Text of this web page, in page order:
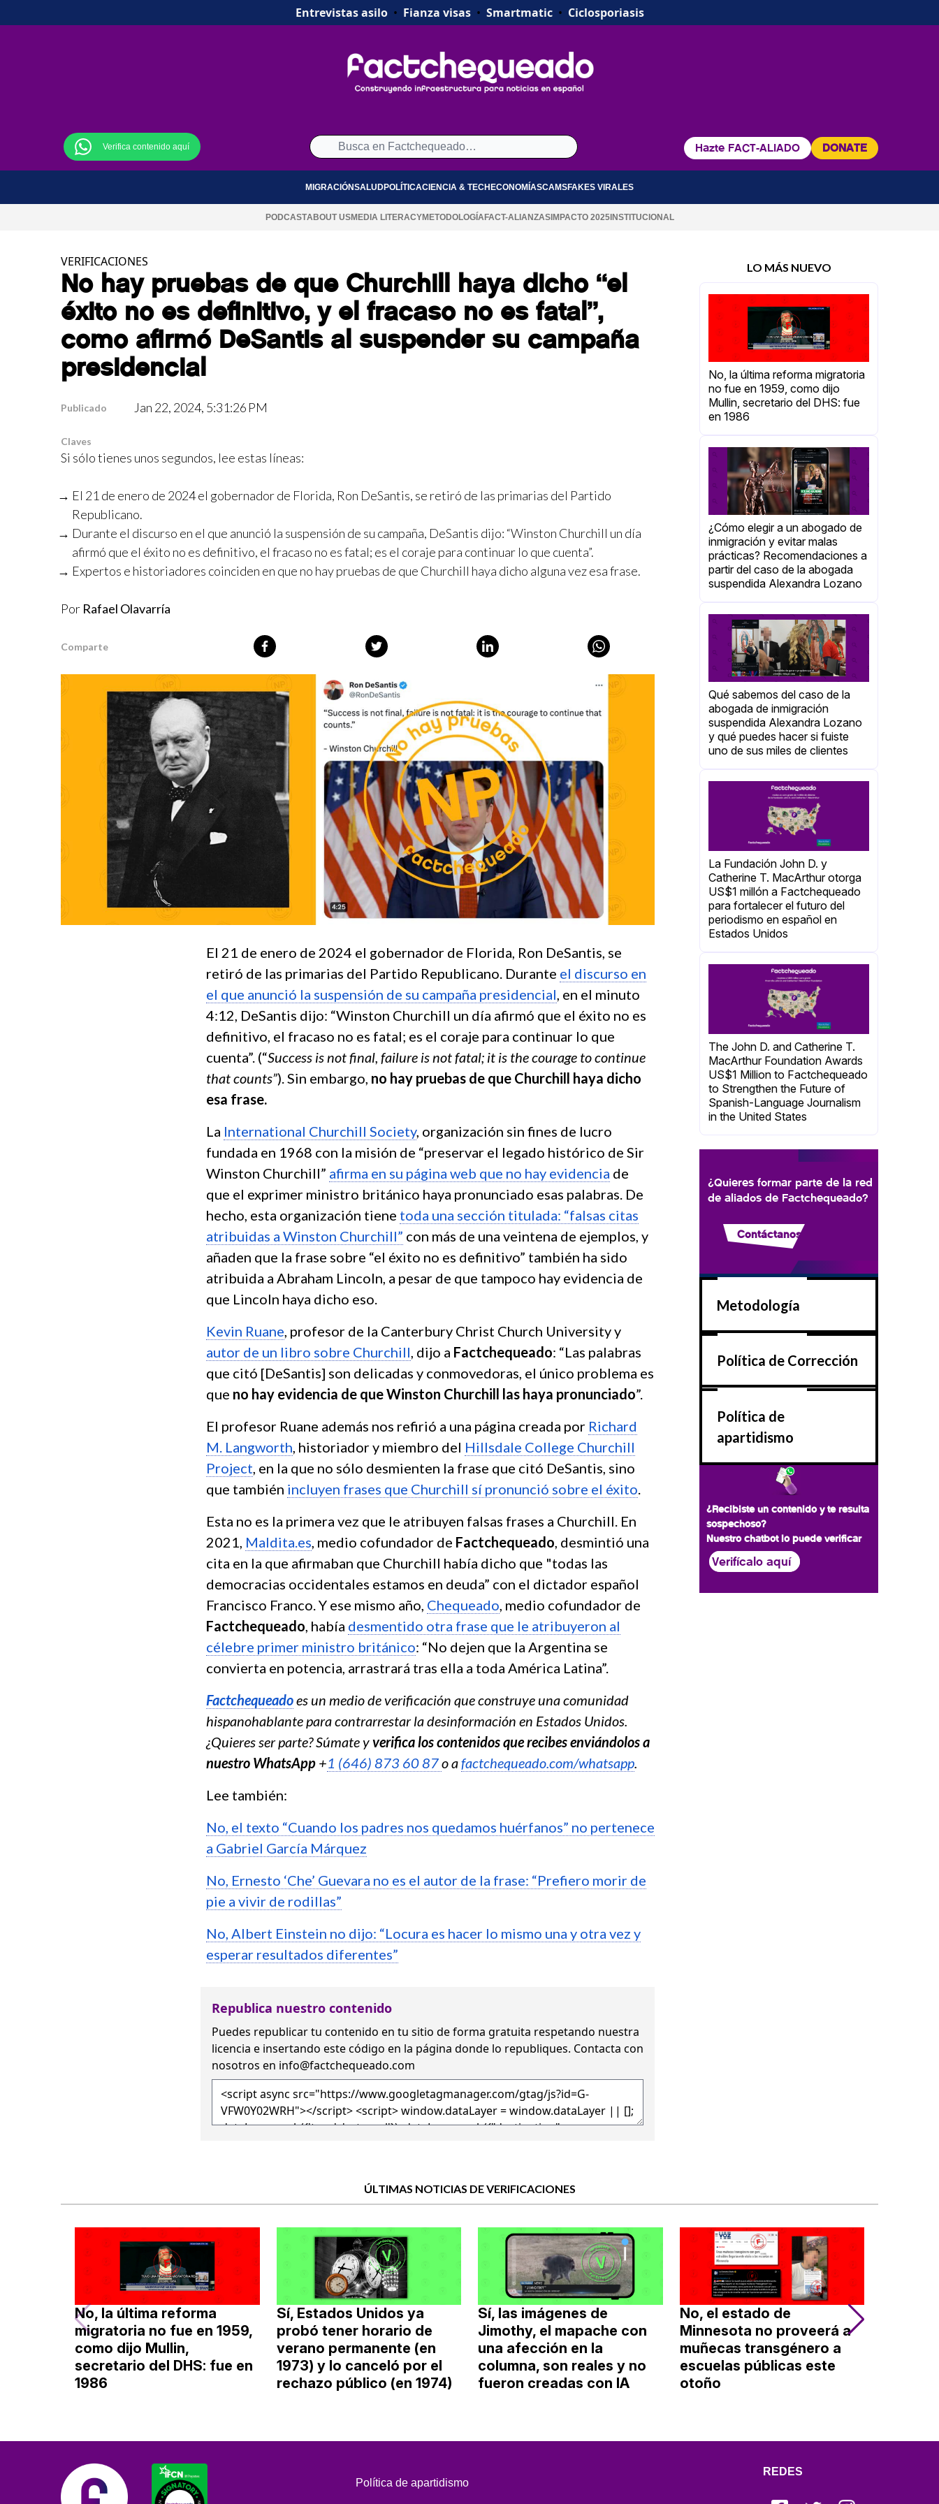
Entrevistas asilo• Fianza visas• Smartmatic• Ciclosporiasis
Verifica contenido aquí Hazte FACT-ALIADO DONATE
MIGRACIÓNSALUDPOLÍTICACIENCIA & TECH ECONOMÍASCAMSFAKES VIRALES
PODCASTABOUT USMEDIA LITERACYMETODOLOGÍA FACT-ALIANZASIMPACTO 2025INSTITUCIONAL
VERIFICACIONES
No hay pruebas de que Churchill haya dicho “el
éxito no es definitivo, y el fracaso no es fatal”,
como afirmó DeSantis al suspender su campaña
presidencial
Publicado Jan 22, 2024, 5:31:26 PM
Claves
Si sólo tienes unos segundos, lee estas líneas:
El 21 de enero de 2024 el gobernador de Florida, Ron DeSantis, se retiró de las primarias del Partido
Republicano.
Durante el discurso en el que anunció la suspensión de su campaña, DeSantis dijo: “Winston Churchill un día
afirmó que el éxito no es definitivo, el fracaso no es fatal; es el coraje para continuar lo que cuenta”.
Expertos e historiadores coinciden en que no hay pruebas de que Churchill haya dicho alguna vez esa frase.
Por Rafael Olavarría
Comparte
El 21 de enero de 2024 el gobernador de Florida, Ron DeSantis, se
retiró de las primarias del Partido Republicano. Durante el discurso en
el que anunció la suspensión de su campaña presidencial , en el minuto
4:12, DeSantis dijo: “Winston Churchill un día afirmó que el éxito no es
definitivo, el fracaso no es fatal; es el coraje para continuar lo que
cuenta”. (“Success is not final, failure is not fatal; it is the courage to continue
that counts”). Sin embargo, no hay pruebas de que Churchill haya dicho
esa frase.
La International Churchill Society, organización sin fines de lucro
fundada en 1968 con la misión de “preservar el legado histórico de Sir
Winston Churchill” afirma en su página web que no hay evidencia de
que el exprimer ministro británico haya pronunciado esas palabras. De
hecho, esta organización tiene toda una sección titulada: “falsas citas
atribuidas a Winston Churchill” con más de una veintena de ejemplos, y
añaden que la frase sobre “el éxito no es definitivo” también ha sido
atribuida a Abraham Lincoln, a pesar de que tampoco hay evidencia de
que Lincoln haya dicho eso.
Kevin Ruane , profesor de la Canterbury Christ Church University y
autor de un libro sobre Churchill , dijo a Factchequeado: “Las palabras
que citó [DeSantis] son delicadas y conmovedoras, el único problema es
que no hay evidencia de que Winston Churchill las haya pronunciado”.
El profesor Ruane además nos refirió a una página creada por Richard
M. Langworth , historiador y miembro del Hillsdale College Churchill
Project , en la que no sólo desmienten la frase que citó DeSantis, sino
que también incluyen frases que Churchill sí pronunció sobre el éxito
Esta no es la primera vez que le atribuyen falsas frases a Churchill. En
2021, Maldita.es , medio cofundador de Factchequeado , desmintió una
cita en la que afirmaban que Churchill había dicho que "todas las
democracias occidentales estamos en deuda” con el dictador español
Francisco Franco. Y ese mismo año, Chequeado , medio cofundador de
Factchequeado , había desmentido otra frase que le atribuyeron al
célebre primer ministro británico: “No dejen que la Argentina se
convierta en potencia, arrastrará tras ella a toda América Latina”.
Factchequeadoes un medio de verificación que construye una comunidad
hispanohablante para contrarrestar la desinformación en Estados Unidos.
¿Quieres ser parte? Súmate yverifica los contenidos que recibes enviándolos a
nuestro WhatsApp +1 (646) 873 60 87o afactchequeado.com/whatsapp.
Lee también:
No, el texto “Cuando los padres nos quedamos huérfanos” no pertenece
a Gabriel García Márquez
No, Ernesto ‘Che’ Guevara no es el autor de la frase: “Prefiero morir de
pie a vivir de rodillas”
No, Albert Einstein no dijo: “Locura es hacer lo mismo una y otra vez y
esperar resultados diferentes”
Republica nuestro contenido
Puedes republicar tu contenido en tu sitio de forma gratuita respetando nuestra
licencia e insertando este código en la página donde lo republiques. Contacta con
nosotros en info@factchequeado.com
LO MÁS NUEVO
No, la última reforma migratoria
no fue en 1959, como dijo
Mullin, secretario del DHS: fue
en 1986
¿Cómo elegir a un abogado de
inmigración y evitar malas
prácticas? Recomendaciones a
partir del caso de la abogada
suspendida Alexandra Lozano
Qué sabemos del caso de la
abogada de inmigración
suspendida Alexandra Lozano
y qué puedes hacer si fuiste
uno de sus miles de clientes
La Fundación John D. y
Catherine T. MacArthur otorga
US$1 millón a Factchequeado
para fortalecer el futuro del
periodismo en español en
Estados Unidos
The John D. and Catherine T.
MacArthur Foundation Awards
US$1 Million to Factchequeado
to Strengthen the Future of
Spanish-Language Journalism
in the United States
¿Quieres formar parte de la red
de aliados de Factchequeado?
Contáctanos
Metodología
Política de Corrección
Política de
apartidismo
¿Recibiste un contenido y te resulta
sospechoso?
Nuestro chatbot lo puede verificar
Verifícalo aquí
ÚLTIMAS NOTICIAS DE VERIFICACIONES
No, la última reforma
migratoria no fue en 1959,
como dijo Mullin,
secretario del DHS: fue en
1986
Sí, Estados Unidos ya
probó tener horario de
verano permanente (en
1973) y lo canceló por el
rechazo público (en 1974)
Sí, las imágenes de
Jimothy, el mapache con
una afección en la
columna, son reales y no
fueron creadas con IA
No, el estado de
Minnesota no proveerá a
muñecas transgénero a
escuelas públicas este
otoño
Política de apartidismo
REDES